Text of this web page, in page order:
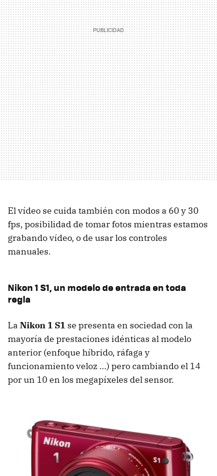
El vídeo se cuida también con modos a 60 y 30
fps, posibilidad de tomar fotos mientras estamos
grabando vídeo, o de usar los controles
manuales.
Nikon 1 S1, un modelo de entrada en toda
regla
La Nikon 1 S1 se presenta en sociedad con la
mayoría de prestaciones idénticas al modelo
anterior (enfoque híbrido, ráfaga y
funcionamiento veloz ...) pero cambiando el 14
por un 10 en los megapíxeles del sensor.